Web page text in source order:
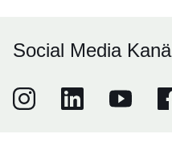
Social Media
Instagram
Öffnet sich in einem neuen
LinkedIn
Öffnet sich in
Youtube
Öffnet sich